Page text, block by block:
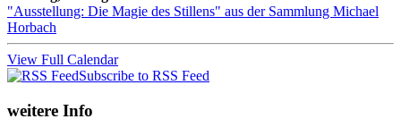
"Ausstellung: Die Magie des Stillens" aus der Sammlung Michael
Horbach
View Full Calendar
Subscribe to RSS Feed
weitere Info